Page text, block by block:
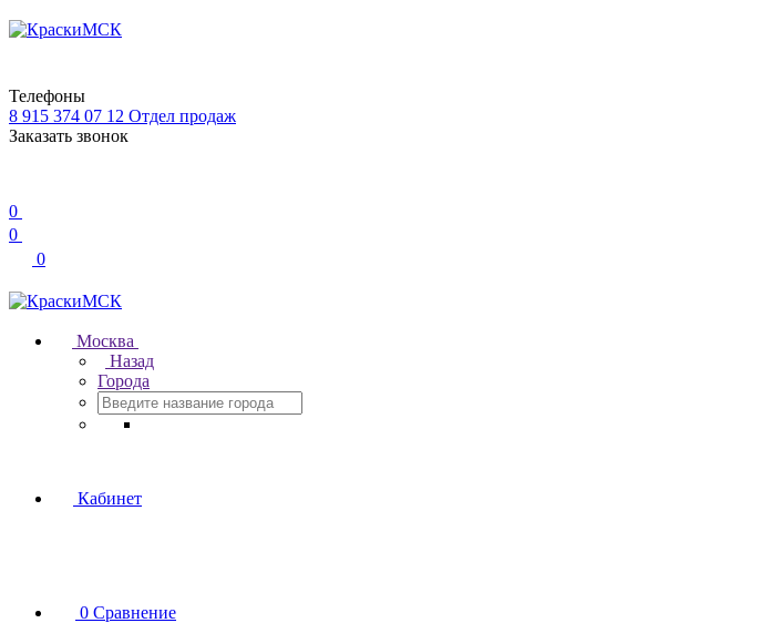
Телефоны
8 915 374 07 12 Отдел продаж
Заказать звонок
0
0
0
Москва
Назад
Города
Кабинет
0 Сравнение